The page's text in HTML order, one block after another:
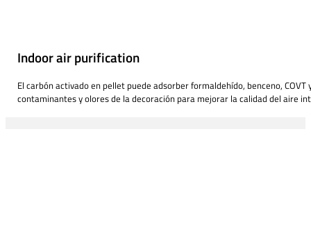
Indoor air purification
El carbón activado en pellet puede adsorber formaldehído, benceno, COVT
contaminantes y olores de la decoración para mejorar la calidad del aire